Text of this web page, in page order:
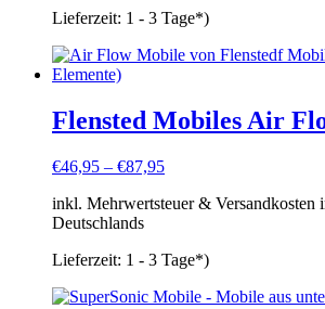
Lieferzeit: 1 - 3 Tage*)
Flensted Mobiles Air
€46,95 – €87,95
inkl. Mehrwertsteuer & Versandkosten
Deutschlands
Lieferzeit: 1 - 3 Tage*)